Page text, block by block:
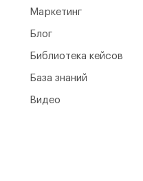
Маркетинг
Блог
Библиотека кейсов
База знаний
Видео